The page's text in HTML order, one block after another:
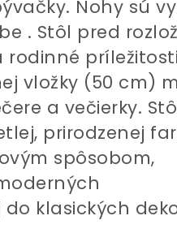
Nohy sú
. Stôl pred
rodinné
vložky (50 cm)
a večierky.
prirodzenej
spôsobom,
do klasických